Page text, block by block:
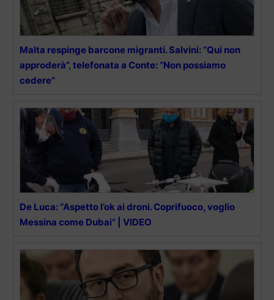
Malta respinge barcone migranti. Salvini: “Qui non
approderà”, telefonata a Conte: “Non possiamo
cedere”
De Luca: “Aspetto l’ok ai droni. Coprifuoco, voglio
Messina come Dubai” | VIDEO